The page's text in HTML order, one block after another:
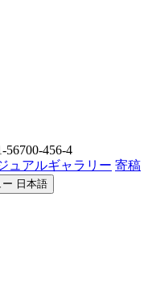
56700-456-4
ュアルギャラリー 寄稿
日本語